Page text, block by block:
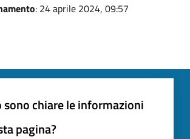
: 24 aprile 2024, 09:57
sono chiare le informazioni
pagina?